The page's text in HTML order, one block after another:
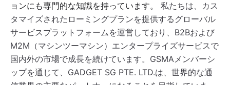
ョンにも専門的な知識を持っています。
私たちは、カス
タマイズされたローミングプランを提供するグローバル
サービスプラットフォームを運営しており、B2Bおよび
M2M（マシンツーマシン）エンタープライズサービスで
国内外の市場で成長を続けています。GSMAメンバーシ
ップを通じて、GADGET SG PTE. LTD.は、世界的な通